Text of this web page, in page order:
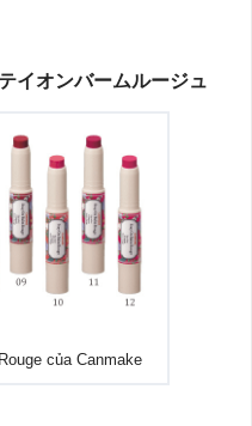
イオンバームルージュ
của Canmake